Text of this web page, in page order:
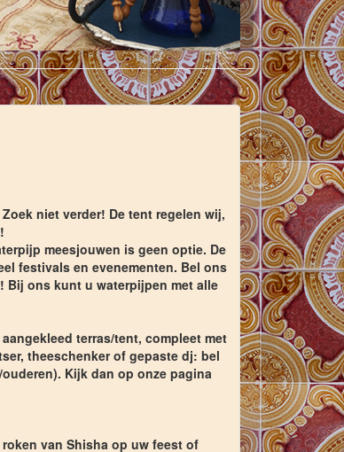
niet verder! De tent regelen wij,
meesjouwen is geen optie. De
festivals en evenementen. Bel ons
Bij ons kunt u waterpijpen met alle
terras/tent, compleet met
theeschenker of gepaste dj: bel
Kijk dan op onze pagina
van Shisha op uw feest of